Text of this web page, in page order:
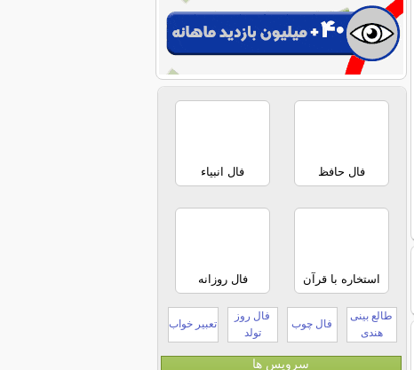
فال حافظ فال انبیاء
استخاره با قرآن فال روزانه
طالع بینی
هندی
فال چوب
فال روز
تولد
تعبیر خواب
سرویس ها